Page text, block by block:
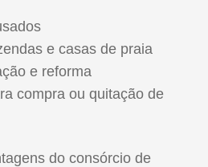
e casas de praia
e reforma
compra ou quitação de
do consórcio de